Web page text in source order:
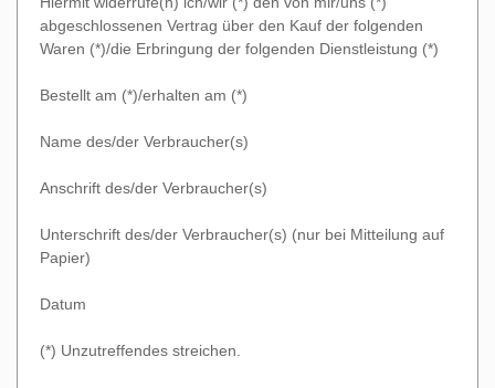
abgeschlossenen Vertrag über den Kauf der folgenden
Waren (*)/die Erbringung der folgenden Dienstleistung (*)
Bestellt am (*)/erhalten am (*)
Name des/der Verbraucher(s)
Anschrift des/der Verbraucher(s)
Unterschrift des/der Verbraucher(s) (nur bei Mitteilung auf
Papier)
Datum
(*) Unzutreffendes streichen.